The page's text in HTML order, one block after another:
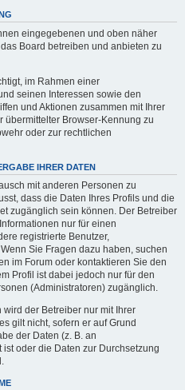
eingegebenen und oben näher
Board betreiben und anbieten zu
im Rahmen einer
seinen Interessen sowie den
und Aktionen zusammen mit Ihrer
übermittelter Browser-Kennung zu
oder zur rechtlichen
IHRER DATEN
mit anderen Personen zu
dass die Daten Ihres Profils und die
zugänglich sein können. Der Betreiber
nur für einen
registrierte Benutzer,
Sie Fragen dazu haben, suchen
im Forum oder kontaktieren Sie den
Profil ist dabei jedoch nur für den
(Administratoren) zugänglich.
der Betreiber nur mit Ihrer
gilt nicht, sofern er auf Grund
der Daten (z. B. an
oder die Daten zur Durchsetzung